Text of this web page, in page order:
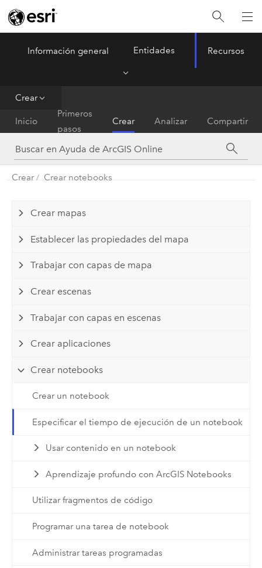
ArcGIS Online
Información general Entidades Recursos
Crear
Inicio
Primeros
pasos
Crear Analizar Compartir
Crear Crear notebooks
Crear mapas
Establecer las propiedades del mapa
Trabajar con capas de mapa
Crear escenas
Trabajar con capas en escenas
Crear aplicaciones
Crear notebooks
Crear un notebook
Especificar el tiempo de ejecución de un notebook
Usar contenido en un notebook
Aprendizaje profundo con ArcGIS Notebooks
Utilizar fragmentos de código
Programar una tarea de notebook
Administrar tareas programadas